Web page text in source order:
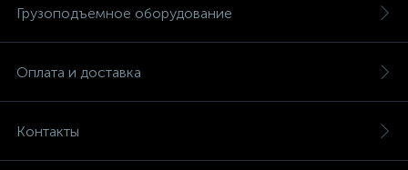
Грузоподъемное оборудование
Оплата и доставка
Контакты